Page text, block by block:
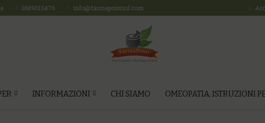
0689013476 info@farmapointsrl.com
INFORMAZIONI CHI SIAMO OMEOPATIA, ISTRUZIONI